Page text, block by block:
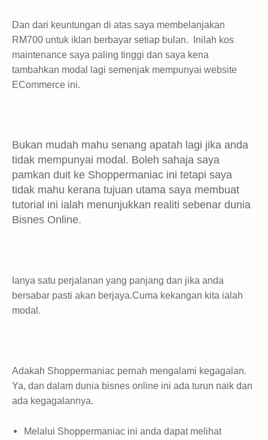
Dan dari keuntungan di atas saya membelanjakan
RM700 untuk iklan berbayar setiap bulan. Inilah kos
maintenance saya paling tinggi dan saya kena
tambahkan modal lagi semenjak mempunyai website
ECommerce ini.
Bukan mudah mahu senang apatah lagi jika anda
tidak mempunyai modal. Boleh sahaja saya
pamkan duit ke Shoppermaniac ini tetapi saya
tidak mahu kerana tujuan utama saya membuat
tutorial ini ialah menunjukkan realiti sebenar dunia
Bisnes Online.
Ianya satu perjalanan yang panjang dan jika anda
bersabar pasti akan berjaya.Cuma kekangan kita ialah
modal.
Adakah Shoppermaniac pernah mengalami kegagalan.
Ya, dan dalam dunia bisnes online ini ada turun naik dan
ada kegagalannya.
Melalui Shoppermaniac ini anda dapat melihat